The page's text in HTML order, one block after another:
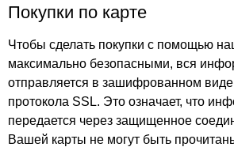
Покупки по карте
Чтобы сделать покупки с помощью
максимально безопасными, вся
отправляется в зашифрованном
протокола SSL. Это означает, что
передается через защищенное
Вашей карты не могут быть